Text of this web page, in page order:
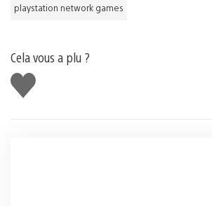
playstation network games
Cela vous a plu ?
J'aime